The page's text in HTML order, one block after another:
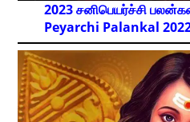
2023 சனிபெயர்ச்சி
Peyarchi Palankal